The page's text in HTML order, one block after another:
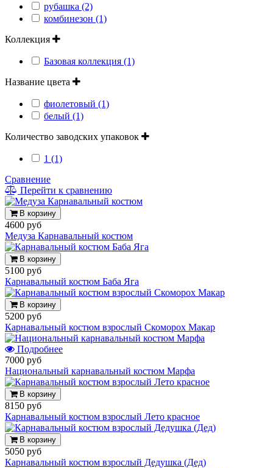
рубашка (2)
комбинезон (1)
Коллекция
Базовая коллекция (1)
Название цвета
фиолетовый (1)
белый (1)
Количество заводских упаковок
1 (1)
Сравнение
Перейти к сравнению
В корзину
4600 руб
Медуза Карнавальный костюм
В корзину
5100 руб
Карнавальный костюм Баба Яга
В корзину
5200 руб
Карнавальный костюм взрослый Скоморох Макар
Подробнее
7000 руб
Национальный карнавальный костюм Марфа
В корзину
8150 руб
Карнавальный костюм взрослый Лето красное
В корзину
5050 руб
Карнавальный костюм взрослый Дедушка (Дед)